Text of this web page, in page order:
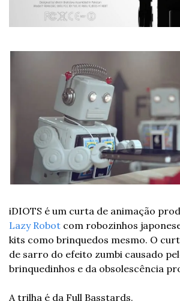
iDIOTS é um curta de animação
Lazy Robot com robozinhos
kits como brinquedos mesmo. O
de sarro do efeito zumbi causado
brinquedinhos e da obsolescência
A trilha é da Full Basstards.